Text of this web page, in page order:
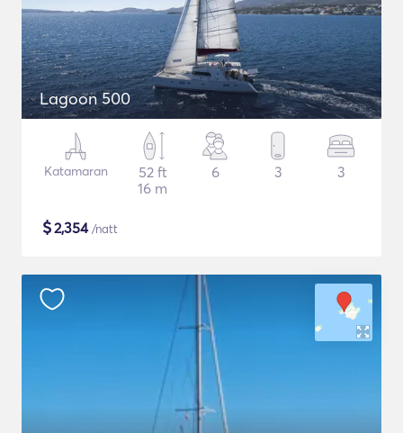
Lagoon 500
Katamaran
52 ft
16 m
6 3 3
$2,354/natt